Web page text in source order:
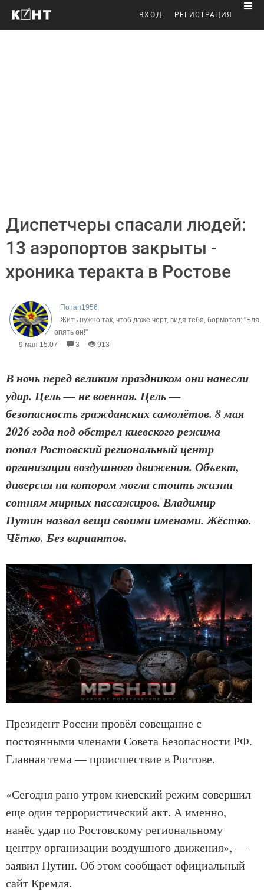
ВХОД РЕГИСТРАЦИЯ
Диспетчеры спасали людей:
13 аэропортов закрыты -
хроника теракта в Ростове
Потап1956
Жить нужно так, чтоб даже чёрт, видя тебя, бормотал: "Бля,
опять он!"
9 мая 15:07
3 913
В ночь перед великим праздником они нанесли
удар. Цель — не военная. Цель —
безопасность гражданских самолётов. 8 мая
2026 года под обстрел киевского режима
попал Ростовский региональный центр
организации воздушного движения. Объект,
диверсия на котором могла стоить жизни
сотням мирных пассажиров. Владимир
Путин назвал вещи своими именами. Жёстко.
Чётко. Без вариантов.
Президент России провёл совещание с
постоянными членами Совета Безопасности РФ.
Главная тема — происшествие в Ростове.
«Сегодня рано утром киевский режим совершил
еще один террористический акт. А именно,
нанёс удар по Ростовскому региональному
центру организации воздушного движения», —
заявил Путин. Об этом сообщает официальный
сайт Кремля.